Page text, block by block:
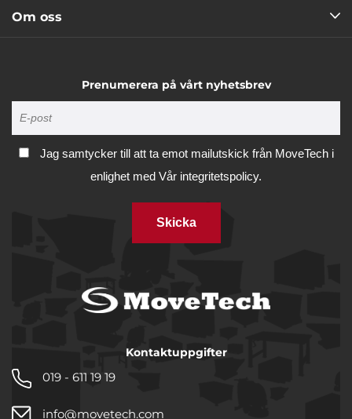
Om oss
Prenumerera på vårt nyhetsbrev
Jag samtycker till att ta emot mailutskick från MoveTech i
enlighet med Vår integritetspolicy.
Skicka
Kontaktuppgifter
019 - 611 19 19
info@movetech.com